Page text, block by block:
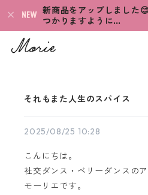
新商品をアップしました
つかりますように…
それもまた人生のスパイス
2025/08/25 10:28
こんにちは。
社交ダンス・ベリーダンスの
モーリエです。